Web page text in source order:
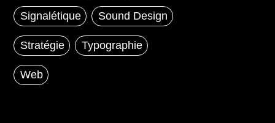
Signalétique Sound Design
Stratégie Typographie
Web